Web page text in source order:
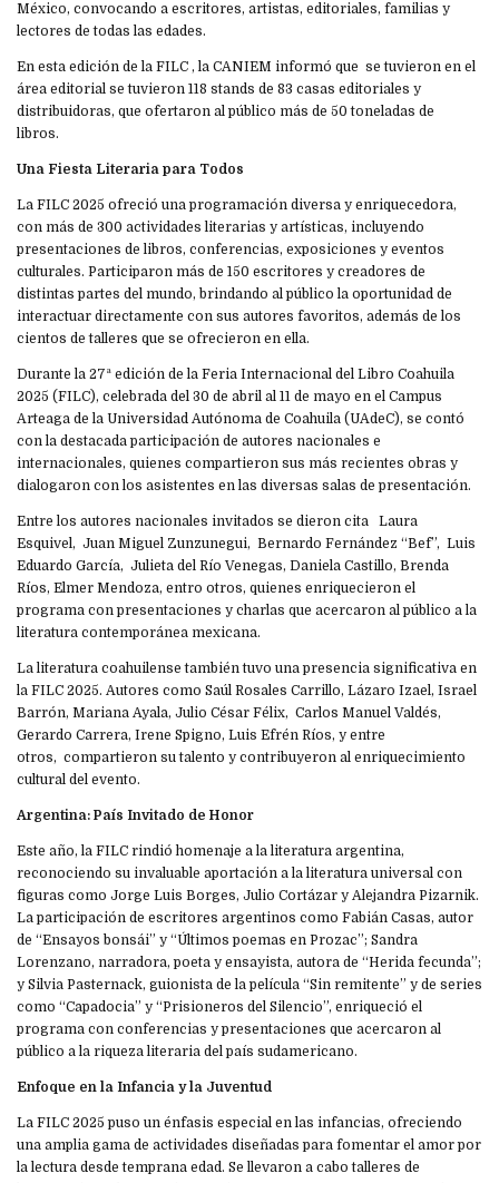
México, convocando a escritores, artistas, editoriales, familias y
lectores de todas las edades.
En esta edición de la FILC , la CANIEM informó que se tuvieron en el
área editorial se tuvieron 118 stands de 83 casas editoriales y
distribuidoras, que ofertaron al público más de 50 toneladas de
libros.
Una Fiesta Literaria para Todos
La FILC 2025 ofreció una programación diversa y enriquecedora,
con más de 300 actividades literarias y artísticas, incluyendo
presentaciones de libros, conferencias, exposiciones y eventos
culturales. Participaron más de 150 escritores y creadores de
distintas partes del mundo, brindando al público la oportunidad de
interactuar directamente con sus autores favoritos, además de los
cientos de talleres que se ofrecieron en ella.
Durante la 27ª edición de la Feria Internacional del Libro Coahuila
2025 (FILC), celebrada del 30 de abril al 11 de mayo en el Campus
Arteaga de la Universidad Autónoma de Coahuila (UAdeC), se contó
con la destacada participación de autores nacionales e
internacionales, quienes compartieron sus más recientes obras y
dialogaron con los asistentes en las diversas salas de presentación.
Entre los autores nacionales invitados se dieron cita Laura
Esquivel, Juan Miguel Zunzunegui, Bernardo Fernández “Bef”, Luis
Eduardo García, Julieta del Río Venegas, Daniela Castillo, Brenda
Ríos, Elmer Mendoza, entro otros, quienes enriquecieron el
programa con presentaciones y charlas que acercaron al público a la
literatura contemporánea mexicana.
La literatura coahuilense también tuvo una presencia significativa en
la FILC 2025. Autores como Saúl Rosales Carrillo, Lázaro Izael, Israel
Barrón, Mariana Ayala, Julio César Félix, Carlos Manuel Valdés,
Gerardo Carrera, Irene Spigno, Luis Efrén Ríos, y entre
otros, compartieron su talento y contribuyeron al enriquecimiento
cultural del evento.
Argentina: País Invitado de Honor
Este año, la FILC rindió homenaje a la literatura argentina,
reconociendo su invaluable aportación a la literatura universal con
figuras como Jorge Luis Borges, Julio Cortázar y Alejandra Pizarnik.
La participación de escritores argentinos como Fabián Casas, autor
de “Ensayos bonsái” y “Últimos poemas en Prozac”; Sandra
Lorenzano, narradora, poeta y ensayista, autora de “Herida fecunda”;
y Silvia Pasternack, guionista de la película “Sin remitente” y de series
como “Capadocia” y “Prisioneros del Silencio”, enriqueció el
programa con conferencias y presentaciones que acercaron al
público a la riqueza literaria del país sudamericano.
Enfoque en la Infancia y la Juventud
La FILC 2025 puso un énfasis especial en las infancias, ofreciendo
una amplia gama de actividades diseñadas para fomentar el amor por
la lectura desde temprana edad. Se llevaron a cabo talleres de